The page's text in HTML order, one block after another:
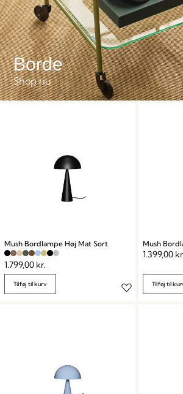
Borde
Shop nu
Mush Bordlampe Høj Mat Sort
1.799,00 kr.
Tilføj til kurv
Mush
1.399,00 kr.
Tilføj til